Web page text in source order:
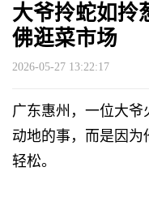
大爷拎蛇如拎
佛逛菜市场
2026-05-27 13:22:17
广东惠州，一位大
动地的事，而是因
轻松。